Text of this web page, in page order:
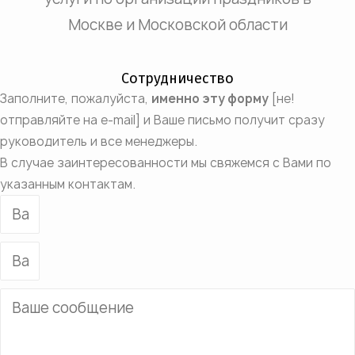
Москве и Московской области
Сотрудничество
Заполните, пожалуйста, именно эту форму [не!
отправляйте на e-mail] и Ваше письмо получит сразу
руководитель и все менеджеры.
В случае заинтересованности мы свяжемся с Вами по
указанным контактам.